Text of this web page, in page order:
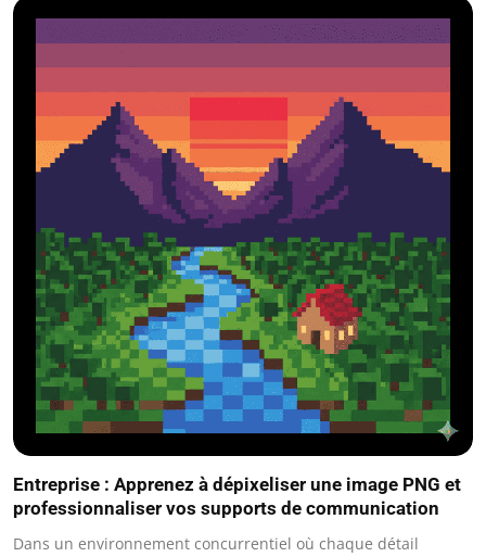
Entreprise : Apprenez à dépixeliser une image PNG et
professionnaliser vos supports de communication
Dans un environnement concurrentiel où chaque détail